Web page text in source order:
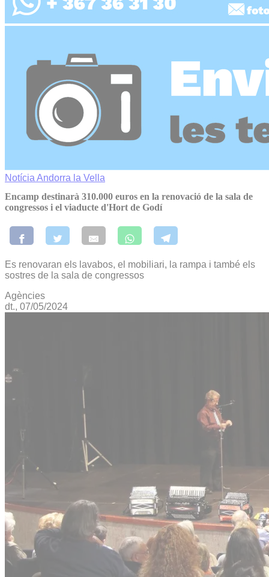
Notícia Andorra la Vella
Encamp destinarà 310.000 euros en la renovació de la sala de
congressos i el viaducte d'Hort de Godí
Es renovaran els lavabos, el mobiliari, la rampa i també els
sostres de la sala de congressos
Agències
dt., 07/05/2024